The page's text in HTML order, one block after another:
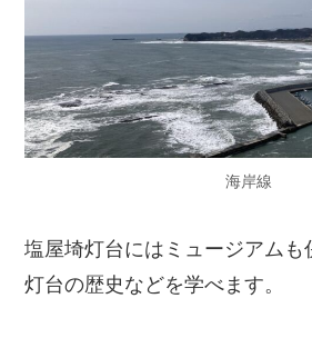
海岸線
塩屋埼灯台にはミュージアムも
灯台の歴史などを学べます。